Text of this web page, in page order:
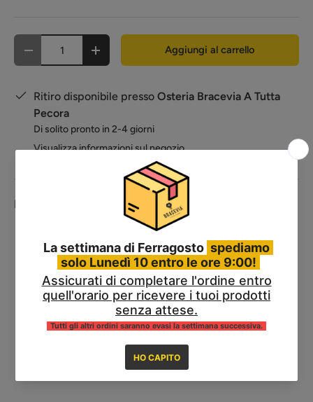
- + Aggiungi al carrello
Ritiro disponibile presso Osteria Bracevia A Tutta
Pecora
Di solito pronto in 2-4 giorni
Visualizza informazioni sul negozio
Kit composto da:
90 pz
Hamburger 140gr :6 pz
Arrosticini di Fegato Fatti a Mano :10 pz
Bocconcini di Pecora:1 Kg
Spedizione e Consegna